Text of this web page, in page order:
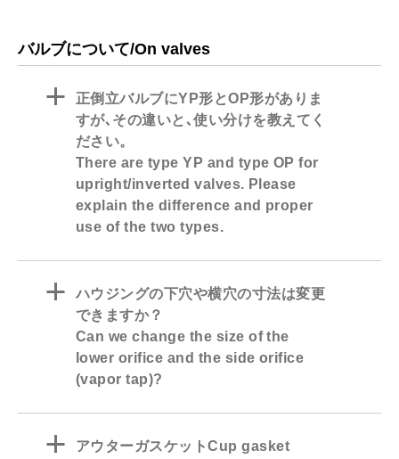
バルブについて/On valves
a
正倒立バルブにYP形とOP形がありま
すが､その違いと､使い分けを教えてく
ださい。
There are type YP and type OP for
upright/inverted valves. Please
explain the difference and proper
use of the two types.
a
ハウジングの下穴や横穴の寸法は変更
できますか？
Can we change the size of the
lower orifice and the side orifice
(vapor tap)?
a
アウターガスケットCup gasket